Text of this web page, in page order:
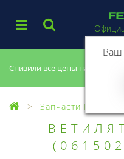
Снизили все цены на 20%,
Ваш
Запчасти Festool